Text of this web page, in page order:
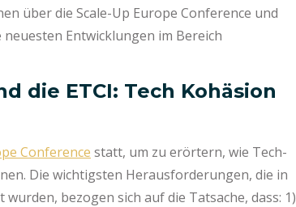
über die Scale-Up Europe Conference und
Entwicklungen im Bereich
die ETCI: Tech Kohäsion
Conference statt, um zu erörtern, wie Tech-
Die wichtigsten Herausforderungen, die in
bezogen sich auf die Tatsache, dass: 1)